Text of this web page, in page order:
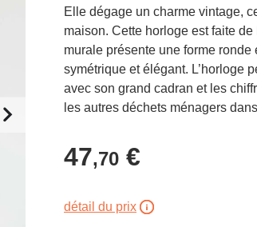
Elle dégage un charme vintage,
maison. Cette horloge est faite
murale présente une forme
symétrique et élégant. L’horloge
avec son grand cadran et les
les autres déchets ménagers
47,70 €
détail du prix